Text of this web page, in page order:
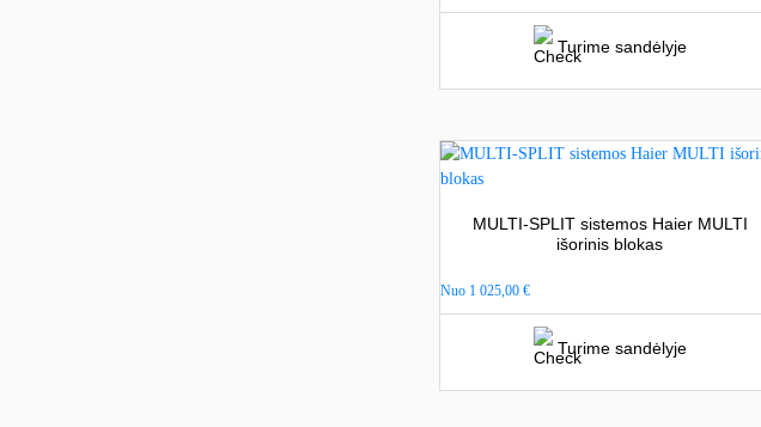
Turime sandėlyje
MULTI-SPLIT sistemos Haier MULTI
išorinis blokas
Nuo 1 025,00 €
Turime sandėlyje